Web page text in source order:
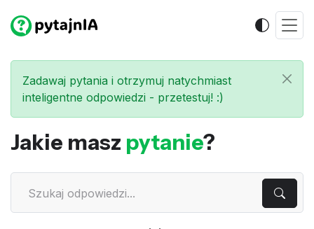
Zadawaj pytania i otrzymuj natychmiast
inteligentne odpowiedzi - przetestuj! :)
Jakie masz pytanie?